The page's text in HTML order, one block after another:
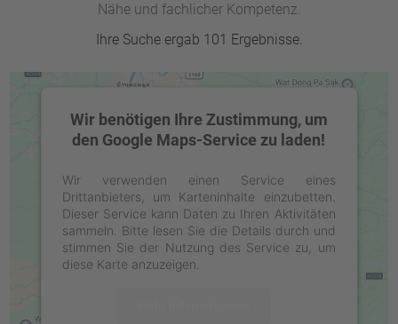
Nähe und fachlicher Kompetenz.
Ihre Suche ergab 101 Ergebnisse.
Wir benötigen Ihre Zustimmung, um
den Google Maps-Service zu laden!
Wir verwenden einen Service eines
Drittanbieters, um Karteninhalte einzubetten.
Dieser Service kann Daten zu Ihren Aktivitäten
sammeln. Bitte lesen Sie die Details durch und
stimmen Sie der Nutzung des Service zu, um
diese Karte anzuzeigen.